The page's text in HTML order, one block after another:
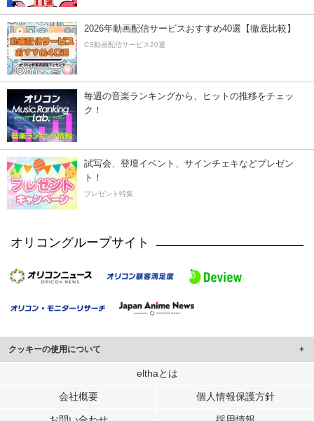
2026年動画配信サービスおすすめ40選【徹底比較】
CS動画配信サービス20選
毎週の音楽ランキングから、ヒットの推移をチェッ
ク！
試写会、登壇イベント、サインチェキなどプレゼン
ト！
プレゼント特集
オリコングループサイト
クッキーの使用について
このサイトでは Cookie を使用して、ユーザーに合わせたコンテンツや広告の
行っています。
elthaとは
会社概要 個人情報保護方針